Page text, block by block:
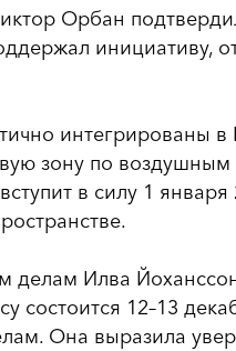
Орбан
инициативу,
интегрированы
зону по
в силу 1
делам Илва
состоится 12–13
Она выразила